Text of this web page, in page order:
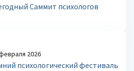
Саммит психологов
2026
психологический фестиваль